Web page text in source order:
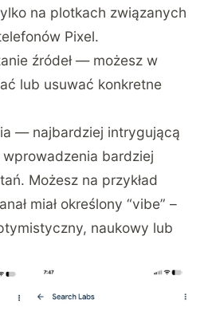
na plotkach związanych
Pixel.
źródeł — możesz w
lub usuwać konkretne
— najbardziej intrygującą
bardziej
Możesz na przykład
miał określony “vibe” –
naukowy lub